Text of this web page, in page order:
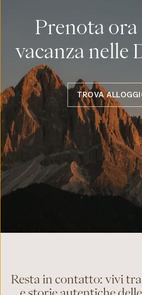
Prenota ora
vacanza nelle
TROVA
Resta in contatto: vivi